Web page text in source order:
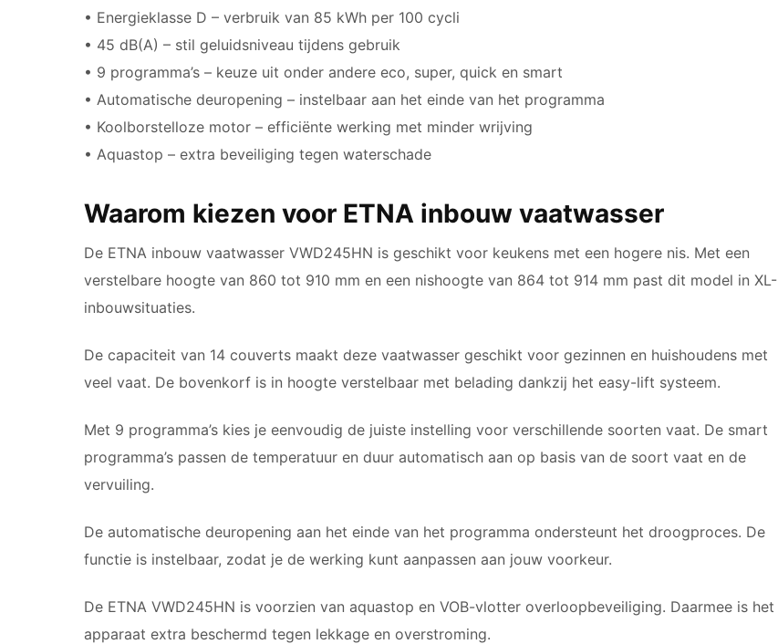
• Energieklasse D – verbruik van 85 kWh per 100 cycli
• 45 dB(A) – stil geluidsniveau tijdens gebruik
• 9 programma’s – keuze uit onder andere eco, super, quick en smart
• Automatische deuropening – instelbaar aan het einde van het programma
• Koolborstelloze motor – efficiënte werking met minder wrijving
• Aquastop – extra beveiliging tegen waterschade
Waarom kiezen voor ETNA inbouw vaatwasser
De ETNA inbouw vaatwasser VWD245HN is geschikt voor keukens met een hogere nis. Met een
verstelbare hoogte van 860 tot 910 mm en een nishoogte van 864 tot 914 mm past dit model in XL-
inbouwsituaties.
De capaciteit van 14 couverts maakt deze vaatwasser geschikt voor gezinnen en huishoudens met
veel vaat. De bovenkorf is in hoogte verstelbaar met belading dankzij het easy-lift systeem.
Met 9 programma’s kies je eenvoudig de juiste instelling voor verschillende soorten vaat. De smart
programma’s passen de temperatuur en duur automatisch aan op basis van de soort vaat en de
vervuiling.
De automatische deuropening aan het einde van het programma ondersteunt het droogproces. De
functie is instelbaar, zodat je de werking kunt aanpassen aan jouw voorkeur.
De ETNA VWD245HN is voorzien van aquastop en VOB-vlotter overloopbeveiliging. Daarmee is het
apparaat extra beschermd tegen lekkage en overstroming.